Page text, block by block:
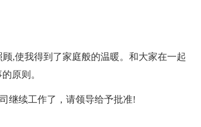
,使我得到了家庭般的温暖。和大家在一起
原则。
续工作了，请领导给予批准!